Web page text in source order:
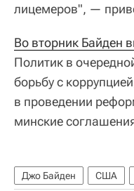
лицемеров", —
Во вторник Байден
Политик в
борьбу с
в проведении
минские
Джо Байден США